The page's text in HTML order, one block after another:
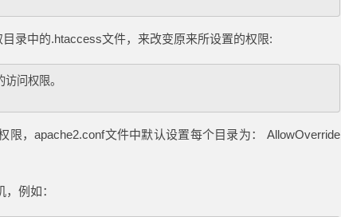
录中的.htaccess文件，来改变原来所设置的权限:
问权限。
限，apache2.conf文件中默认设置每个目录为： AllowOverride
例如：